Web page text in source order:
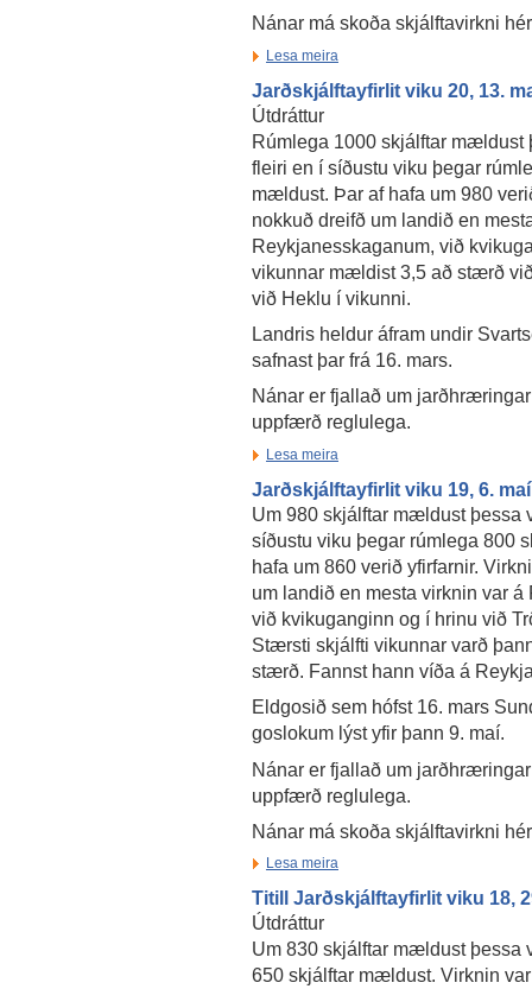
Nánar má skoða skjálftavirkni
Lesa meira
Jarðskjálftayfirlit viku 20, 13.
Útdráttur
Rúmlega 1000 skjálftar mældust
fleiri en í síðustu viku þegar
mældust. Þar af hafa um 980
nokkuð dreifð um landið en
Reykjanesskaganum, við
vikunnar mældist 3,5 að stærð
við Heklu í vikunni.
Landris heldur áfram undir
safnast þar frá 16. mars.
Nánar er fjallað um
uppfærð reglulega.
Lesa meira
Jarðskjálftayfirlit viku 19, 6. maí
Um 980 skjálftar mældust þessa
síðustu viku þegar rúmlega 800
hafa um 860 verið yfirfarnir.
um landið en mesta virknin var
við kvikuganginn og í hrinu við
Stærsti skjálfti vikunnar varð
stærð. Fannst hann víða á
Eldgosið sem hófst 16. mars
goslokum lýst yfir þann 9. maí.
Nánar er fjallað um
uppfærð reglulega.
Nánar má skoða skjálftavirkni
Lesa meira
Titill Jarðskjálftayfirlit viku 18,
Útdráttur
Um 830 skjálftar mældust þessa
650 skjálftar mældust. Virknin